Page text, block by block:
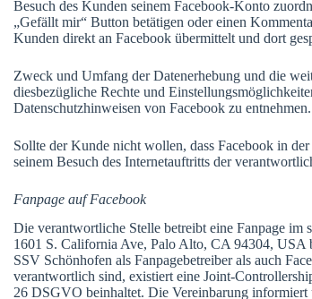
Besuch des Kunden seinem Facebook-Konto
„Gefällt mir“ Button betätigen oder einen
Kunden direkt an Facebook übermittelt und dort
Zweck und Umfang der Datenerhebung und die
diesbezügliche Rechte und
Datenschutzhinweisen von Facebook zu entnehmen.
Sollte der Kunde nicht wollen, dass Facebook in
seinem Besuch des Internetauftritts der
Fanpage auf Facebook
Die verantwortliche Stelle betreibt eine Fanpage
1601 S. California Ave, Palo Alto, CA 94304, USA
SSV Schönhofen als Fanpagebetreiber als auch
verantwortlich sind, existiert eine Joint-
26 DSGVO beinhaltet. Die Vereinbarung informiert